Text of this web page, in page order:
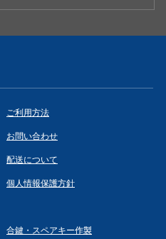
ご利用方法
お問い合わせ
配送について
個人情報保護方針
合鍵・スペアキー作製